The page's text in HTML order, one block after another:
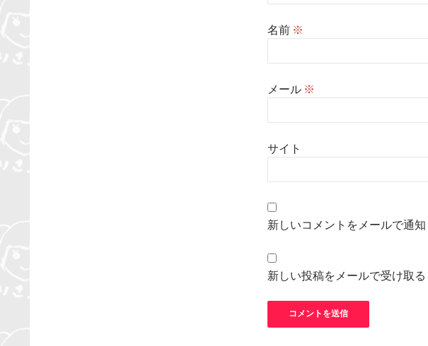
名前 ※
メール ※
サイト
新しいコメントをメールで通知
新しい投稿をメールで受け取る